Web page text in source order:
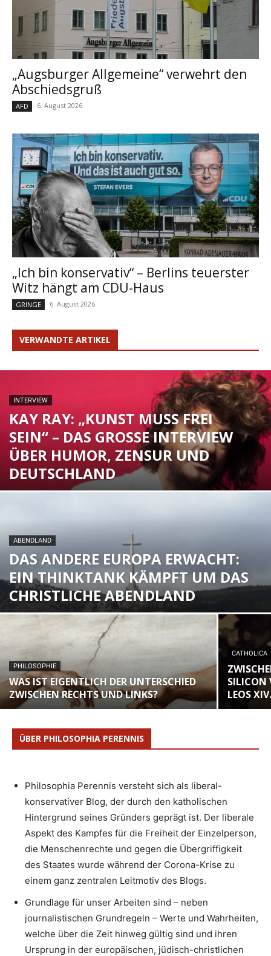
„Augsburger Allgemeine“ verwehrt den
Abschiedsgruß
AFD 6. August 2026
„Ich bin konservativ“ – Berlins teuerster
Witz hängt am CDU-Haus
GRINGE 6. August 2026
VERWANDTE ARTIKEL
INTERVIEW
KAY RAY: „KUNST MUSS FREI
SEIN“ – DAS GROSSE INTERVIEW Ü
BER HUMOR, ZENSUR UND D
EUTSCHLAND
ABENDLAND
DAS ANDERE EUROPA ERWACHT:
EIN THINKTANK KÄMPFT UM DAS
CHRISTLICHE ABENDLAND
PHILOSOPHIE
WAS IST EIGENTLICH DER UNTERSCHIED
ZWISCHEN RECHTS UND LINKS?
CATHOLICA
SILICON
LEOS
ÜBER PHILOSOPHIA PERENNIS
Philosophia Perennis versteht sich als liberal-
konservativer Blog, der durch den katholischen
Hintergrund seines Gründers geprägt ist. Der liberale
Aspekt des Kampfes für die Freiheit der Einzelperson,
die Menschenrechte und gegen die Übergriffigkeit
des Staates wurde während der Corona-Krise zu
einem ganz zentralen Leitmotiv des Blogs.
Grundlage für unser Arbeiten sind – neben
journalistischen Grundregeln – Werte und Wahrheiten,
welche über die Zeit hinweg gültig sind und ihren
Ursprung in der europäischen, jüdisch-christlichen